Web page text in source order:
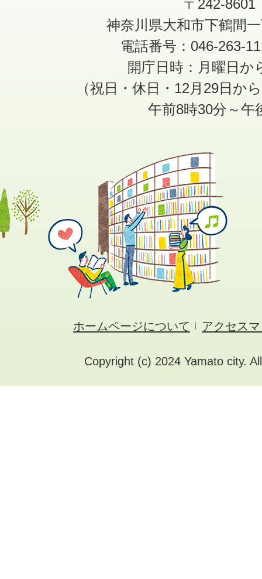
〒242-8601
神奈川県大和市下鶴間
電話番号：046-263-
開庁日時：月曜日か
（祝日・休日・12月29日か
午前8時30分～午
ホームページについて アクセス
Copyright (c) 2024 Yamato city.